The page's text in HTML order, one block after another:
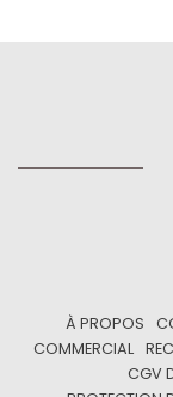
À PROPOS
COMMERCIAL
CGV